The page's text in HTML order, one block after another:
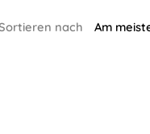
nach Am